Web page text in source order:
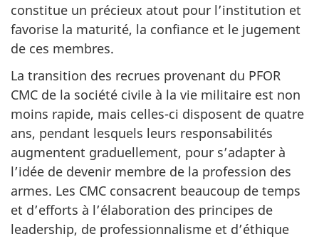
constitue un précieux atout pour l’institution et
favorise la maturité, la confiance et le jugement
de ces membres.
La transition des recrues provenant du PFOR
CMC de la société civile à la vie militaire est non
moins rapide, mais celles-ci disposent de quatre
ans, pendant lesquels leurs responsabilités
augmentent graduellement, pour s’adapter à
l’idée de devenir membre de la profession des
armes. Les CMC consacrent beaucoup de temps
et d’efforts à l’élaboration des principes de
leadership, de professionnalisme et d’éthique